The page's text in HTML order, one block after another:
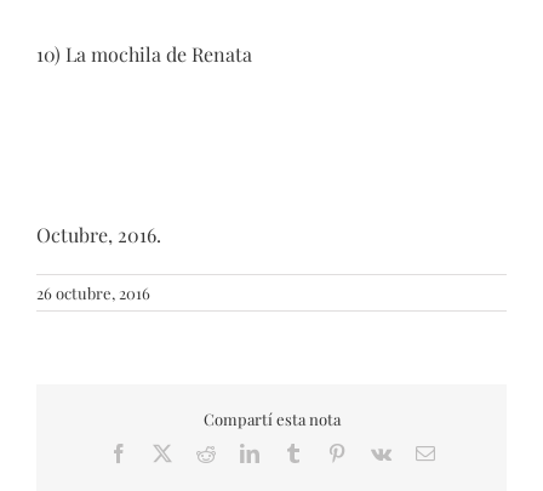
10) La mochila de Renata
Octubre, 2016.
26 octubre, 2016
Compartí esta nota
Facebook RedditLinkedInTumblr Pinterest
Vk Email